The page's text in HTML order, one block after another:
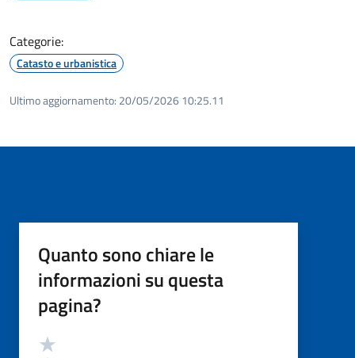
Categorie:
Catasto e urbanistica
Ultimo aggiornamento: 20/05/2026 10:25.11
Quanto sono chiare le
informazioni su questa
pagina?
Valutazione